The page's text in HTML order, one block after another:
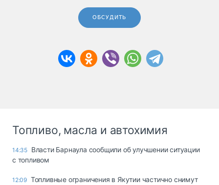
ОБСУДИТЬ
Топливо, масла и автохимия
14:35 Власти Барнаула сообщили об улучшении ситуации
с топливом
12:09 Топливные ограничения в Якутии частично снимут